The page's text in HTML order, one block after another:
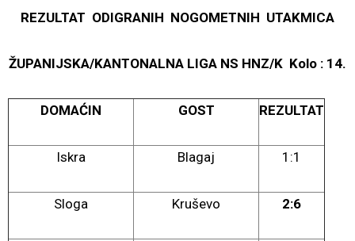
REZULTAT ODIGRANIH NOGOMETNIH UTAKMICA
ŽUPANIJSKA/KANTONALNA LIGA NS HNZ/K Kolo : 14.
DOMAĆIN GOST REZULTAT
Iskra Blagaj 1:1
Sloga Kruševo 2:6